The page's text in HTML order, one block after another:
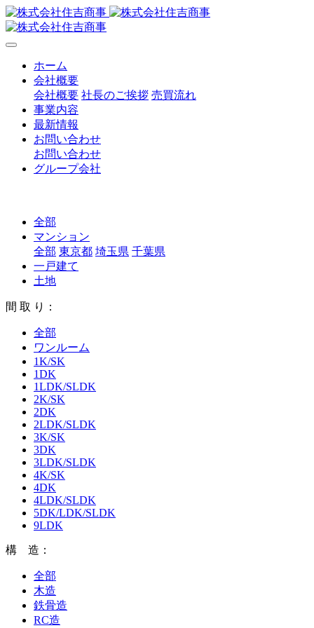
ホーム
会社概要
会社概要 社長のご挨拶 売買流れ
事業内容
最新情報
お問い合わせ
お問い合わせ
グループ会社
全部
マンション
全部 東京都 埼玉県 千葉県
一戸建て
土地
間 取 り：
全部
ワンルーム
1K/SK
1DK
1LDK/SLDK
2K/SK
2DK
2LDK/SLDK
3K/SK
3DK
3LDK/SLDK
4K/SK
4DK
4LDK/SLDK
5DK/LDK/SLDK
9LDK
構 造：
全部
木造
鉄骨造
RC造